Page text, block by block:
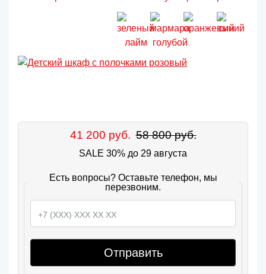
41 200 руб. 58 800 руб.
SALE 30% до 29 августа
Есть вопросы? Оставьте телефон, мы
перезвоним.
Отправить